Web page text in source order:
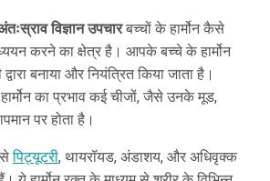
विज्ञान उपचारबच्चों के हार्मोन कैसे
करने का क्षेत्र है। आपके बच्चे के हार्मोन
बनाया और नियंत्रित किया जाता है।
का प्रभाव कई चीजों, जैसे उनके मूड,
पर होता है।
पिट्यूटरी, थायरॉयड, अंडाशय, और अधिवृक्क